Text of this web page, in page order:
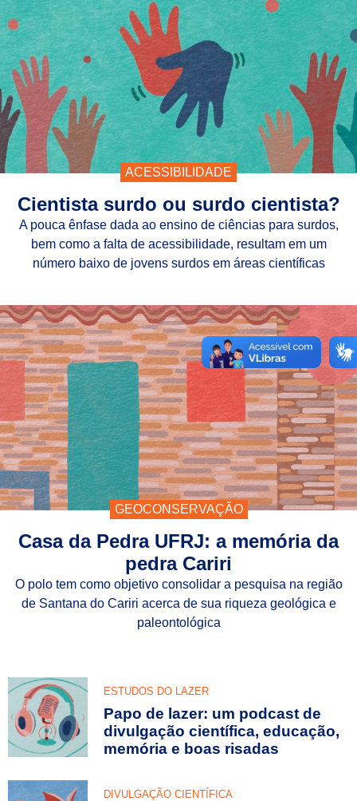
ACESSIBILIDADE
Cientista surdo ou surdo cientista?
A pouca ênfase dada ao ensino de ciências para surdos,
bem como a falta de acessibilidade, resultam em um
número baixo de jovens surdos em áreas científicas
GEOCONSERVAÇÃO
Casa da Pedra UFRJ: a memória da
pedra Cariri
O polo tem como objetivo consolidar a pesquisa na região
de Santana do Cariri acerca de sua riqueza geológica e
paleontológica
ESTUDOS DO LAZER
Papo de lazer: um podcast de
divulgação científica, educação,
memória e boas risadas
DIVULGAÇÃO CIENTÍFICA